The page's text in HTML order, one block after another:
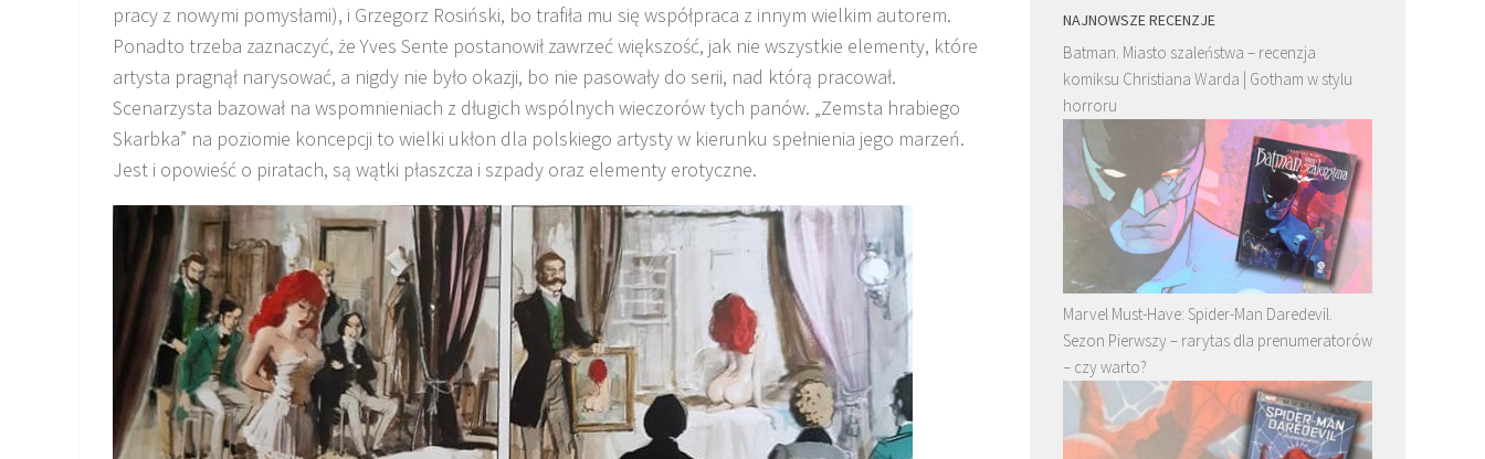
pracy z nowymi pomysłami), i Grzegorz Rosiński, bo trafiła mu się współpraca z innym wielkim autorem.
Ponadto trzeba zaznaczyć, że Yves Sente postanowił zawrzeć większość, jak nie wszystkie elementy, które
artysta pragnął narysować, a nigdy nie było okazji, bo nie pasowały do serii, nad którą pracował.
Scenarzysta bazował na wspomnieniach z długich wspólnych wieczorów tych panów. „Zemsta hrabiego
Skarbka” na poziomie koncepcji to wielki ukłon dla polskiego artysty w kierunku spełnienia jego marzeń.
Jest i opowieść o piratach, są wątki płaszcza i szpady oraz elementy erotyczne.
NAJNOWSZE RECENZJE
Batman. Miasto szaleństwa – recenzja
komiksu Christiana Warda | Gotham w stylu
horroru
Marvel Must-Have: Spider-Man Daredevil.
Sezon Pierwszy – rarytas dla prenumeratorów
– czy warto?